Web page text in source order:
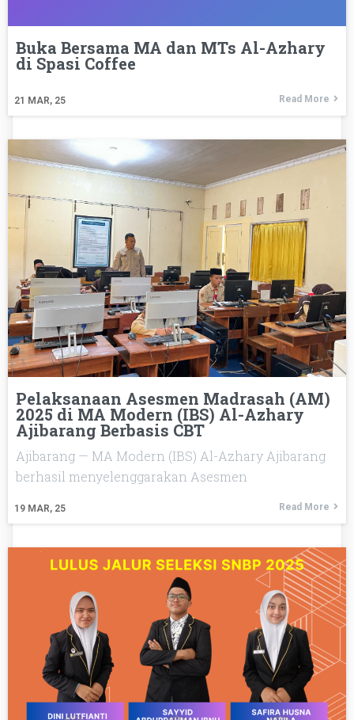
Buka Bersama MA dan MTs Al-Azhary
di Spasi Coffee
21 MAR, 25 Read More
Pelaksanaan Asesmen Madrasah (AM)
2025 di MA Modern (IBS) Al-Azhary
Ajibarang Berbasis CBT
19 MAR, 25
Ajibarang — MA Modern (IBS) Al-Azhary Ajibarang
berhasil menyelenggarakan Asesmen
Read More